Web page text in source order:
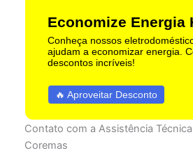
Economize Energia
Conheça nossos
ajudam a economizar energia.
descontos incríveis!
🔥 Aproveitar Desconto
Contato com a Assistência
Coremas